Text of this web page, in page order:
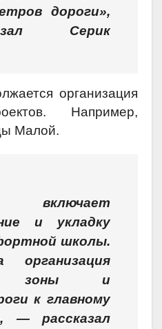
дороги»,
Серик
организация
Например,
Малой.
и укладку
школы.
организация
зоны и
к главному
— рассказал